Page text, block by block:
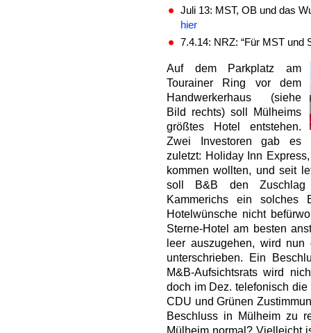
Juli 13: MST, OB und das
hier
7.4.14: NRZ: “Für MST
Auf dem Parkplatz am
Tourainer Ring vor dem
Handwerkerhaus (siehe
Bild rechts) soll Mülheims
größtes Hotel entstehen.
Zwei Investoren gab es
zuletzt: Holiday Inn
kommen wollten, und seit
soll B&B den Zuschlag
Kammerichs ein solches
Hotelwünsche nicht
Sterne-Hotel am besten
leer auszugehen, wird
unterschrieben. Ein
M&B-Aufsichtsrats wird
doch im Dez. telefonisch
CDU und Grünen
Beschluss in Mülheim zu
Mülheim normal? Vielleicht